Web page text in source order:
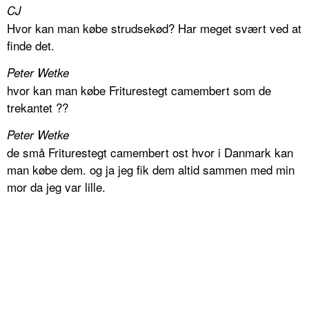
CJ
Hvor kan man købe strudsekød? Har meget svært ved at
finde det.
Peter Wetke
hvor kan man købe Friturestegt camembert som de
trekantet ??
Peter Wetke
de små Friturestegt camembert ost hvor i Danmark kan
man købe dem. og ja jeg fik dem altid sammen med min
mor da jeg var lille.